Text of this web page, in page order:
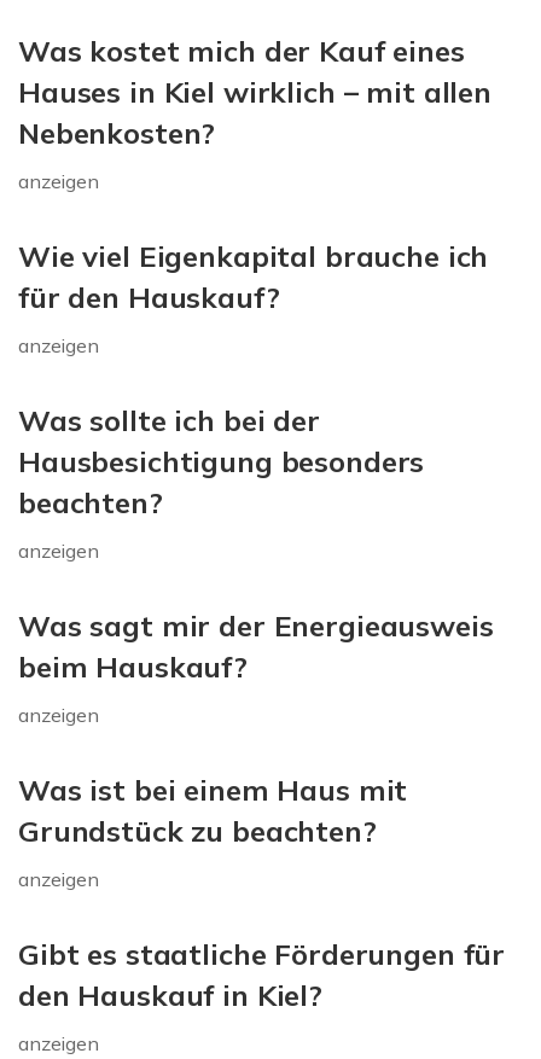
Was kostet mich der Kauf eines
Hauses in Kiel wirklich – mit allen
Nebenkosten?
anzeigen
Wie viel Eigenkapital brauche ich
für den Hauskauf?
anzeigen
Was sollte ich bei der
Hausbesichtigung besonders
beachten?
anzeigen
Was sagt mir der Energieausweis
beim Hauskauf?
anzeigen
Was ist bei einem Haus mit
Grundstück zu beachten?
anzeigen
Gibt es staatliche Förderungen für
den Hauskauf in Kiel?
anzeigen